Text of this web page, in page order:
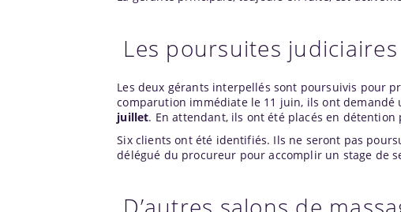
Les poursuites
Les deux gérants interpellés sont poursuivis pour
comparution immédiate le 11 juin, ils ont
juillet. En attendant, ils ont été placés en détention
Six clients ont été identifiés. Ils ne seront pas
délégué du procureur pour accomplir un stage de